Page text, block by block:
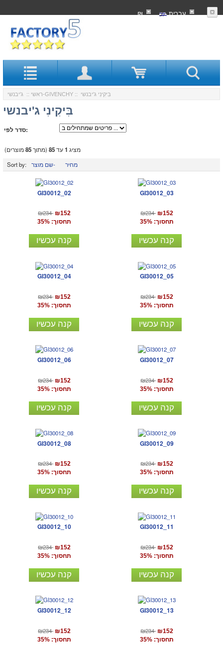
עִברִית ₪
ראשי :: ג'יבנשי-GIVENCHY :: בִּיקִינִי ג'יבנשי
בִּיקִינִי ג'יבנשי
סדר לפי:
מציג 1עד85 (מתוך85מוצרים)
Sort by:
שם מוצר- מחיר
GI30012_02
₪234 ₪152
תחסוך: 35%
קנה עכשיו
GI30012_03
₪234 ₪152
תחסוך: 35%
קנה עכשיו
GI30012_04
₪234 ₪152
תחסוך: 35%
קנה עכשיו
GI30012_05
₪234 ₪152
תחסוך: 35%
קנה עכשיו
GI30012_06
₪234 ₪152
תחסוך: 35%
קנה עכשיו
GI30012_07
₪234 ₪152
תחסוך: 35%
קנה עכשיו
GI30012_08
₪234 ₪152
תחסוך: 35%
קנה עכשיו
GI30012_09
₪234 ₪152
תחסוך: 35%
קנה עכשיו
GI30012_10
₪234 ₪152
תחסוך: 35%
קנה עכשיו
GI30012_11
₪234 ₪152
תחסוך: 35%
קנה עכשיו
GI30012_12
₪234 ₪152
תחסוך: 35%
GI30012_13
₪234 ₪152
תחסוך: 35%